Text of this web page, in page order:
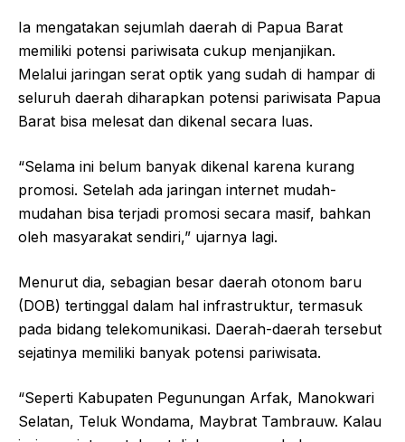
Ia mengatakan sejumlah daerah di Papua Barat
memiliki potensi pariwisata cukup menjanjikan.
Melalui jaringan serat optik yang sudah di hampar di
seluruh daerah diharapkan potensi pariwisata Papua
Barat bisa melesat dan dikenal secara luas.
“Selama ini belum banyak dikenal karena kurang
promosi. Setelah ada jaringan internet mudah-
mudahan bisa terjadi promosi secara masif, bahkan
oleh masyarakat sendiri,” ujarnya lagi.
Menurut dia, sebagian besar daerah otonom baru
(DOB) tertinggal dalam hal infrastruktur, termasuk
pada bidang telekomunikasi. Daerah-daerah tersebut
sejatinya memiliki banyak potensi pariwisata.
“Seperti Kabupaten Pegunungan Arfak, Manokwari
Selatan, Teluk Wondama, Maybrat Tambrauw. Kalau